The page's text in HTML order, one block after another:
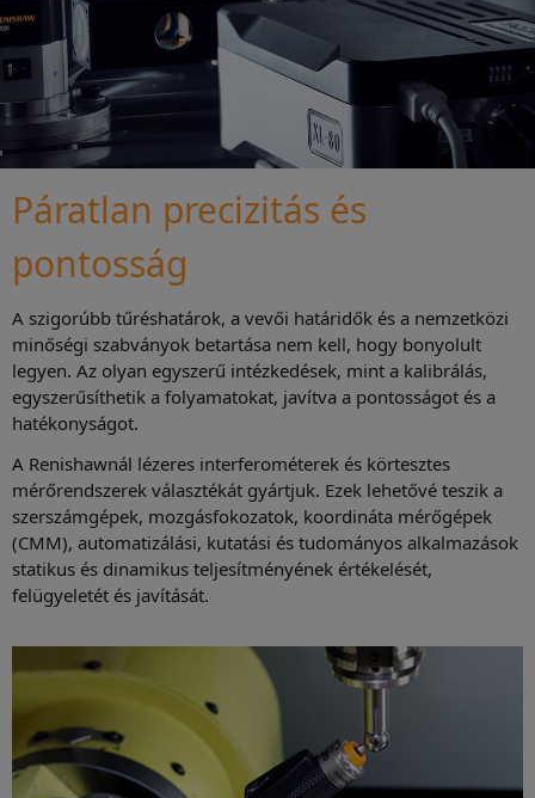
Páratlan precizitás és
pontosság
A szigorúbb tűréshatárok, a vevői határidők és a nemzetközi
minőségi szabványok betartása nem kell, hogy bonyolult
legyen. Az olyan egyszerű intézkedések, mint a kalibrálás,
egyszerűsíthetik a folyamatokat, javítva a pontosságot és a
hatékonyságot.
A Renishawnál lézeres interferométerek és körtesztes
mérőrendszerek választékát gyártjuk. Ezek lehetővé teszik a
szerszámgépek, mozgásfokozatok, koordináta mérőgépek
(CMM), automatizálási, kutatási és tudományos alkalmazások
statikus és dinamikus teljesítményének értékelését,
felügyeletét és javítását.